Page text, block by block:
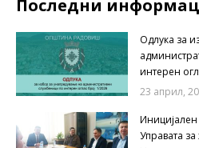
Последни
Одлука за
интерен
23 април,
Иницијален
Управата